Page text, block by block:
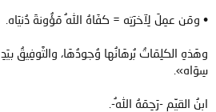
• ومَن عمِلَ لِآخرَتِه = كفَاهُ اللهُ مَؤُونةَ دُنيَاه.
وهَذهِ الكلِمَاتُ بُرهَانُها وُجودُهَا، والتَّوفِيقُ بيَدِ
سِوَاه».
ابنُ القيِّمِ -رَحِمَهُ اللهُ-.